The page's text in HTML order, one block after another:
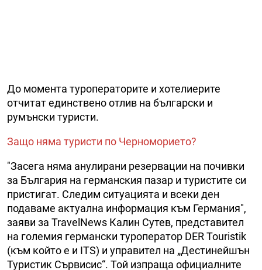
До момента туроператорите и хотелиерите
отчитат единствено отлив на български и
румънски туристи.
Защо няма туристи по Черноморието?
"Засега няма анулирани резервации на почивки
за България на германския пазар и туристите си
пристигат. Следим ситуацията и всеки ден
подаваме актуална информация към Германия",
заяви за TravelNews Калин Сутев, представител
на големия германски туроператор DER Touristik
(към който е и ITS) и управител на „Дестинейшън
Туристик Сървисис“. Той изпраща официалните